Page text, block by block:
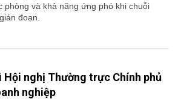
phòng và khả năng ứng phó khi chuỗi
đoạn.
nghị Thường trực Chính phủ
nghiệp